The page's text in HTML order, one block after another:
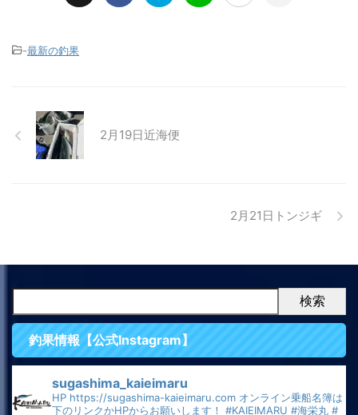
-最新の釣果
2月19日近海便
2月21日トンジギ
検索
釣果情報【公式Instagram】
sugashima_kaieimaru
HP https://sugashima-kaieimaru.com オンライン乗船名簿は
下のリンクかHPからお願いします！ #KAIEIMARU #海栄丸 #